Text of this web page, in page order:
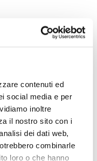
contenuti ed
social media e per
inoltre
il nostro sito con i
dei dati web,
combinarle
loro o che hanno
luminosa
Led
energetica